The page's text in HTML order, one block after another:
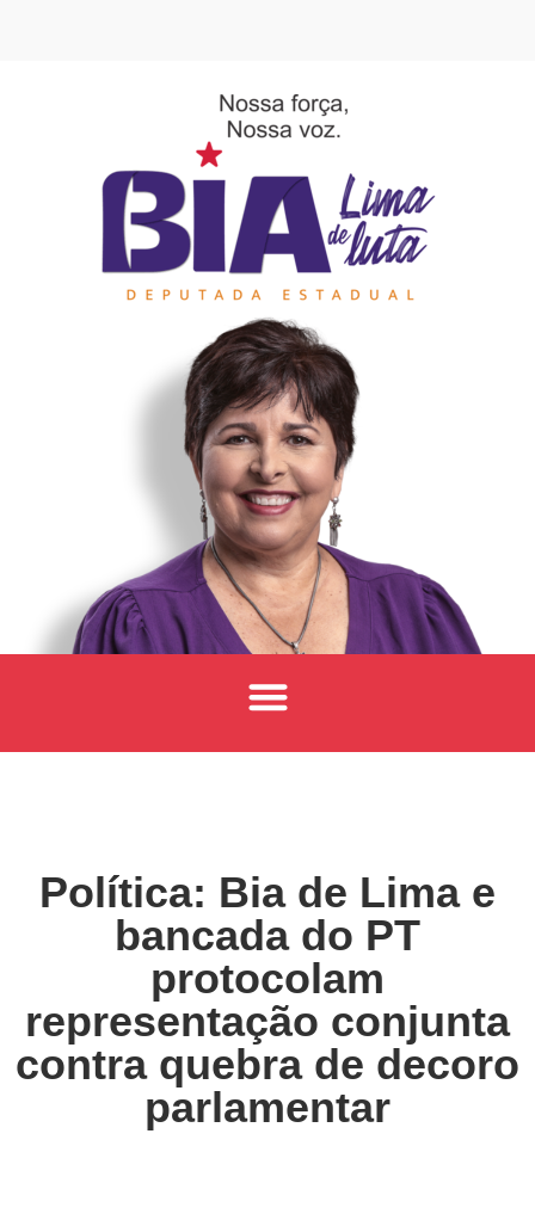
Política: Bia de Lima e
bancada do PT
protocolam
representação conjunta
contra quebra de decoro
parlamentar